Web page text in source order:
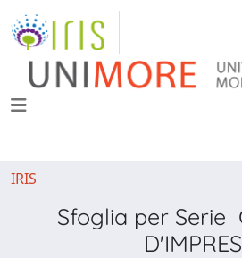
IRIS
Sfoglia per Serie